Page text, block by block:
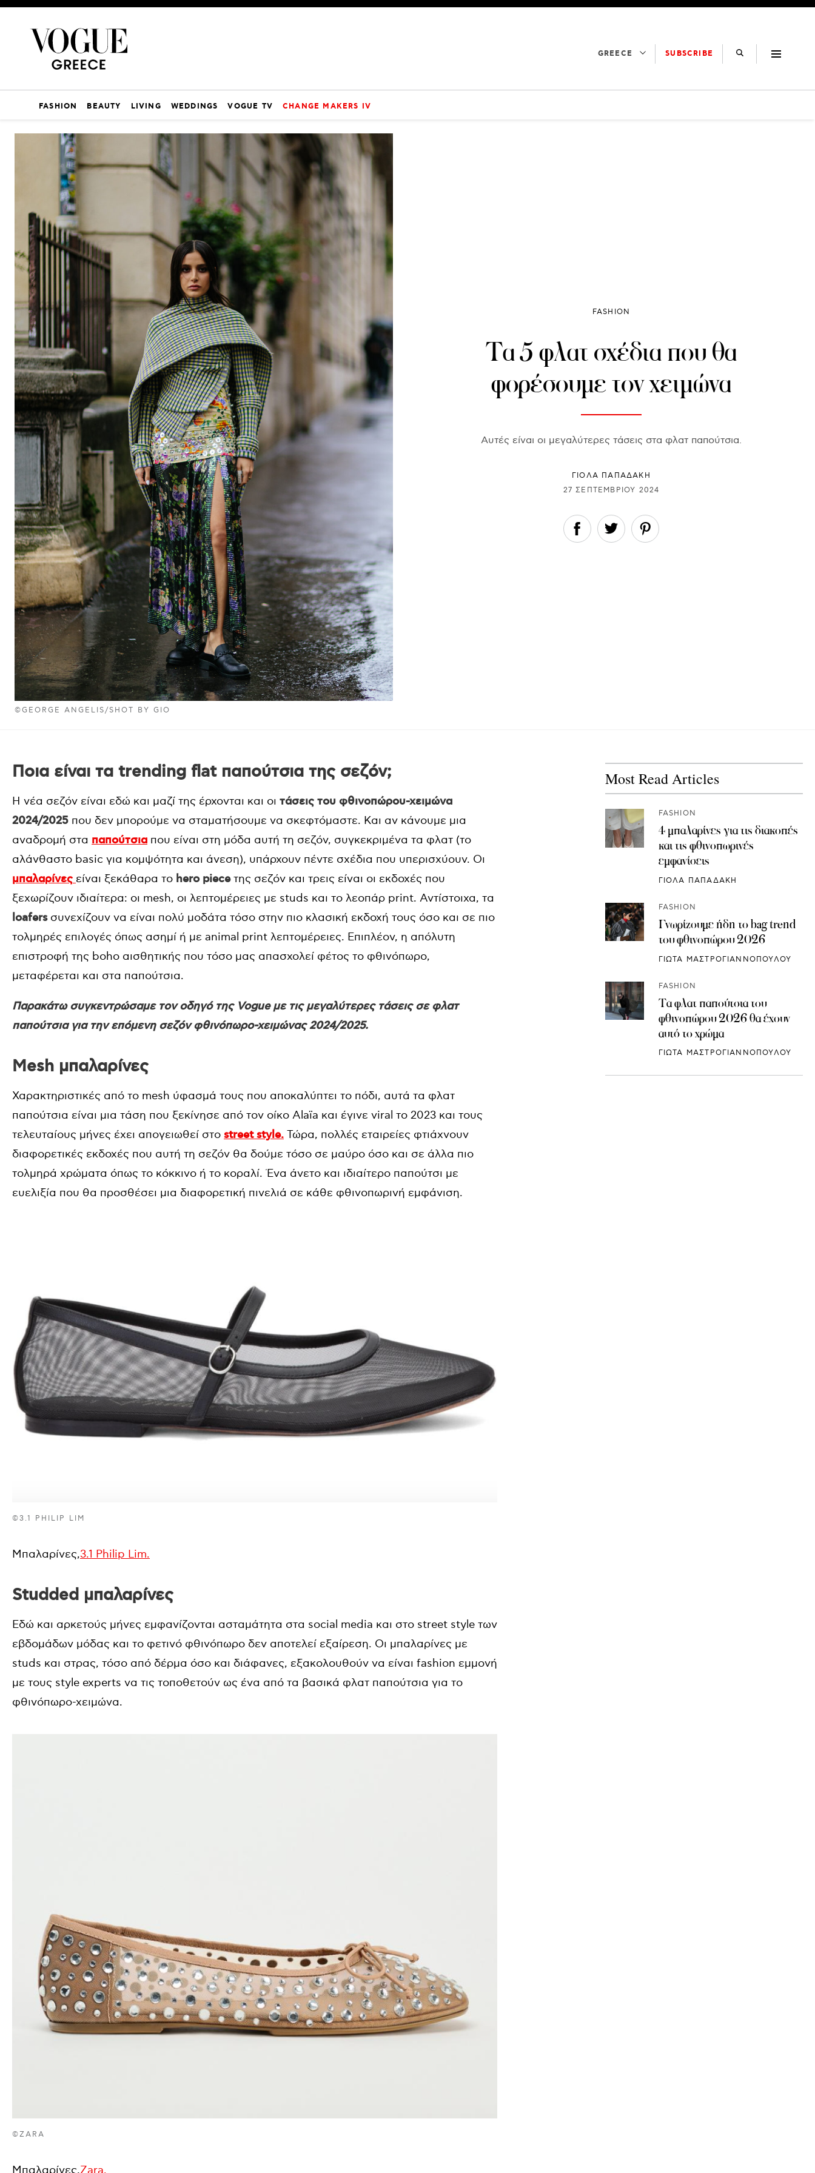
GREECE SUBSCRIBE
FASHION BEAUTY LIVING WEDDINGS VOGUE TV CHANGE MAKERS IV
©GEORGE ANGELIS/SHOT BY GIO
FASHION
Τα 5 φλατ σχέδια που θα
φορέσουμε τον χειμώνα
Αυτές είναι οι μεγαλύτερες τάσεις στα φλατ παπούτσια.
ΓΙΌΛΑ ΠΑΠΑΔΆΚΗ
27 ΣΕΠΤΕΜΒΡΊΟΥ 2024
Ποια είναι τα trending flat παπούτσια της σεζόν;
H νέα σεζόν είναι εδώ και μαζί της έρχονται και οι τάσεις του φθινοπώρου-χειμώνα
2024/2025 που δεν μπορούμε να σταματήσουμε να σκεφτόμαστε. Και αν κάνουμε μια
αναδρομή στα παπούτσια που είναι στη μόδα αυτή τη σεζόν, συγκεκριμένα τα φλατ (το
αλάνθαστο basic για κομψότητα και άνεση), υπάρχουν πέντε σχέδια που υπερισχύουν. Οι
μπαλαρίνες είναι ξεκάθαρα το hero pieceτης σεζόν και τρεις είναι οι εκδοχές που
ξεχωρίζουν ιδιαίτερα: οι mesh, οι λεπτομέρειες με studs και το λεοπάρ print. Αντίστοιχα, τα
loafersσυνεχίζουν να είναι πολύ μοδάτα τόσο στην πιο κλασική εκδοχή τους όσο και σε πιο
τολμηρές επιλογές όπως ασημί ή με animal print λεπτομέρειες. Επιπλέον, η απόλυτη
επιστροφή της boho αισθητικής που τόσο μας απασχολεί φέτος το φθινόπωρο,
μεταφέρεται και στα παπούτσια.
Παρακάτω συγκεντρώσαμε τον οδηγό της Vogue με τις μεγαλύτερες τάσεις σε φλατ
παπούτσια για την επόμενη σεζόν φθινόπωρο-χειμώνας 2024/2025.
Mesh μπαλαρίνες
Χαρακτηριστικές από το mesh ύφασμά τους που αποκαλύπτει το πόδι, αυτά τα φλατ
παπούτσια είναι μια τάση που ξεκίνησε από τον οίκο Alaïa και έγινε viral το 2023 και τους
τελευταίους μήνες έχει απογειωθεί στο street style. Τώρα, πολλές εταιρείες φτιάχνουν
διαφορετικές εκδοχές που αυτή τη σεζόν θα δούμε τόσο σε μαύρο όσο και σε άλλα πιο
τολμηρά χρώματα όπως το κόκκινο ή το κοραλί. Ένα άνετο και ιδιαίτερο παπούτσι με
ευελιξία που θα προσθέσει μια διαφορετική πινελιά σε κάθε φθινοπωρινή εμφάνιση.
©3.1 PHILIP LIM
Μπαλαρίνες,3.1 Philip Lim.
Studded μπαλαρίνες
Εδώ και αρκετούς μήνες εμφανίζονται ασταμάτητα στα social media και στο street style των
εβδομάδων μόδας και το φετινό φθινόπωρο δεν αποτελεί εξαίρεση. Οι μπαλαρίνες με
studs και στρας, τόσο από δέρμα όσο και διάφανες, εξακολουθούν να είναι fashion εμμονή
με τους style experts να τις τοποθετούν ως ένα από τα βασικά φλατ παπούτσια για το
φθινόπωρο-χειμώνα.
©ZARA
Μπαλαρίνες,Zara.
Most Read Articles
FASHION
4 μπαλαρίνες για τις διακοπές
και τις φθινοπωρινές
εμφανίσεις
ΓΙΟΛΑ ΠΑΠΑΔΑΚΗ
FASHION
Γνωρίζουμε ήδη το bag trend
του φθινοπώρου 2026
ΓΙΩΤΑ ΜΑΣΤΡΟΓΙΑΝΝΟΠΟΥΛΟΥ
FASHION
Τα φλατ παπούτσια του
φθινοπώρου 2026 θα έχουν
αυτό το χρώμα
ΓΙΩΤΑ ΜΑΣΤΡΟΓΙΑΝΝΟΠΟΥΛΟΥ